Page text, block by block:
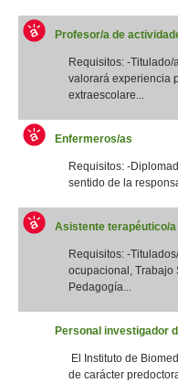
Profesor/a de
Requisitos: -
valorará experiencia
extraescolare...
Enfermeros/as
Requisitos: -
sentido de la
Asistente terapéutico/a
Requisitos: -
ocupacional, Trabajo
Pedagogía...
Personal investigador
El Instituto de
de carácter